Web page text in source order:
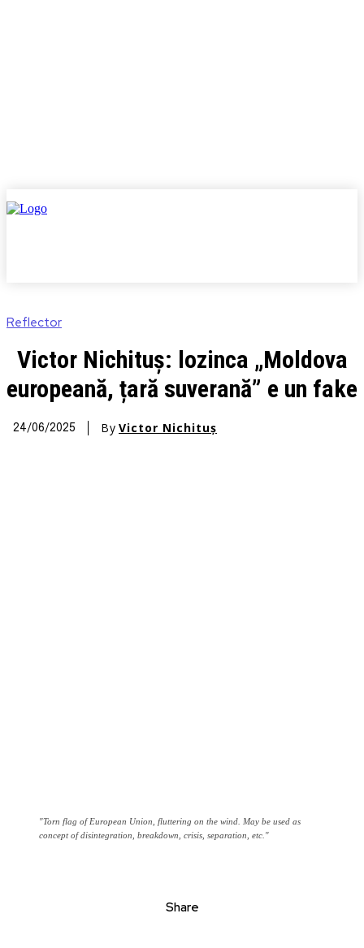
Reflector
Victor Nichituș: lozinca „Moldova
europeană, țară suverană” e un fake
24/06/2025 By Victor Nichituș
"Torn flag of European Union, fluttering on the wind. May be used as
concept of disintegration, breakdown, crisis, separation, etc."
Share